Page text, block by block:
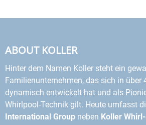
ABOUT KOLLER
Hinter dem Namen Koller steht ein
Familienunternehmen, das sich in über
dynamisch entwickelt hat und als
Whirlpool-Technik gilt. Heute umfasst
International Group neben Koller